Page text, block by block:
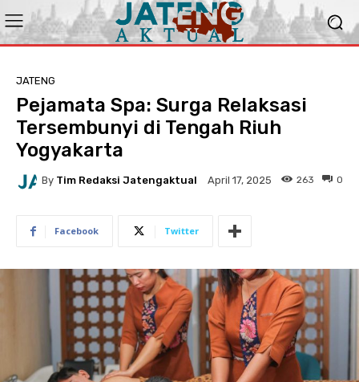
JATENG
Pejamata Spa: Surga Relaksasi
Tersembunyi di Tengah Riuh
Yogyakarta
By Tim Redaksi Jatengaktual April 17, 2025 0
263
Facebook Twitter